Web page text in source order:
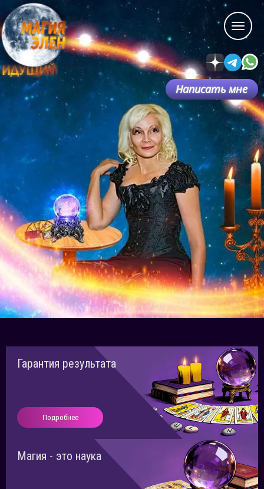
Написать мне
Гарантия результата
Подробнее
Магия - это наука